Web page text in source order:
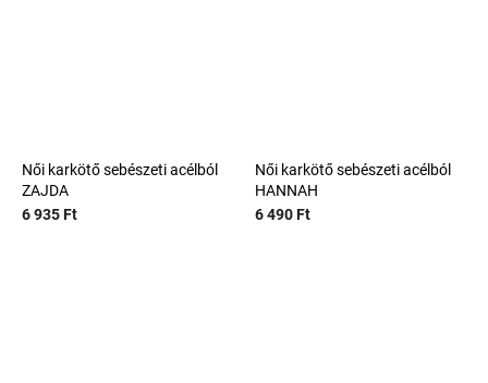
Női karkötő sebészeti acélból
ZAJDA
6 935 Ft
Női karkötő sebészeti acélból
HANNAH
6 490 Ft